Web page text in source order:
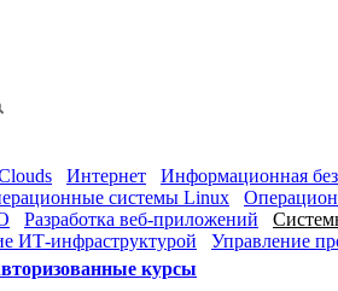
Интернет Информационная
системы Linux
Разработка веб-приложений
ИТ-инфраструктурой
Управление
курсы